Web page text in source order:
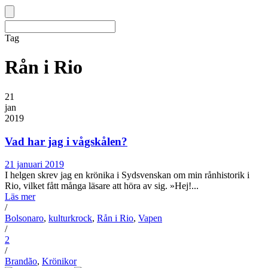
Tag
Rån i Rio
21
jan
2019
Vad har jag i vågskålen?
21 januari 2019
I helgen skrev jag en krönika i Sydsvenskan om min rånhistorik i
Rio, vilket fått många läsare att höra av sig. »Hej!...
Läs mer
/
Bolsonaro, kulturkrock, Rån i Rio, Vapen
/
2
/
Brandão, Krönikor